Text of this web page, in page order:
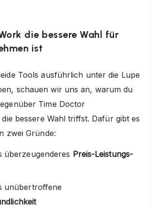
die bessere Wahl für
ist
Tools ausführlich unter die Lupe
schauen wir uns an, warum du
Time Doctor
bessere Wahl triffst. Dafür gibt es
zwei Gründe:
überzeugenderes Preis-Leistungs-
unübertroffene